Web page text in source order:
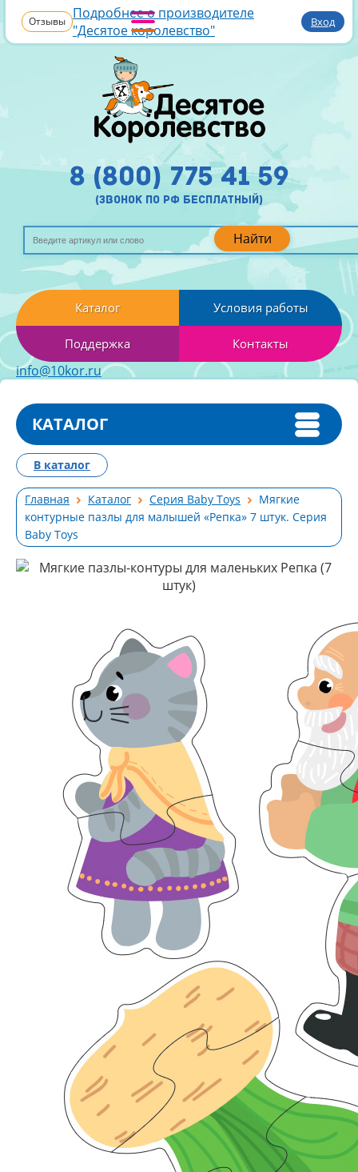
Отзывы Подробнее о производителе
"Десятое королевство"
Вход
Найти
8 (800) 775 41 59
(звонок по рф бесплатный)
Каталог Условия работы
Поддержка Контакты
info@10kor.ru
КАТАЛОГ
Главная Каталог Серия Baby Toys
Мягкие
контурные пазлы для малышей «Репка» 7 штук. Серия
Baby Toys
В каталог